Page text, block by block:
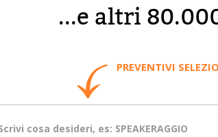
...e altri
PREVENTIVI